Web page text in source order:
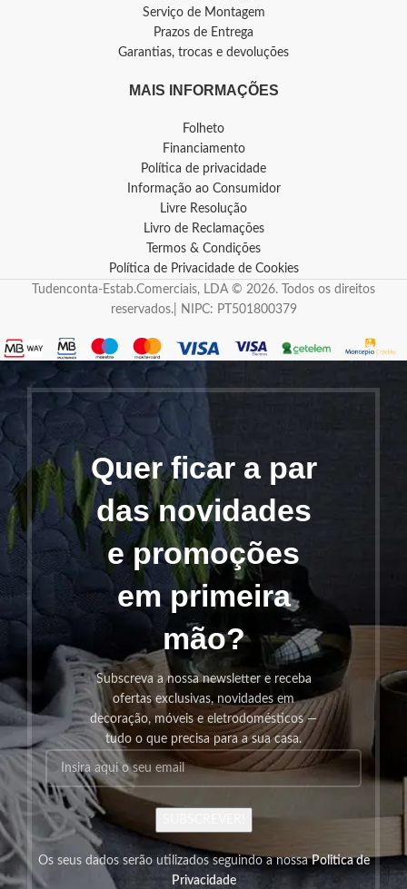
Serviço de Montagem
Prazos de Entrega
Garantias, trocas e devoluções
MAIS INFORMAÇÕES
Folheto
Financiamento
Política de privacidade
Informação ao Consumidor
Livre Resolução
Livro de Reclamações
Termos & Condições
Política de Privacidade de Cookies
Tudenconta-Estab.Comerciais, LDA © 2026. Todos os direitos
reservados.| NIPC: PT501800379
Quer ficar a par
das novidades
e promoções
em primeira
mão?
Subscreva a nossa newsletter e receba
ofertas exclusivas, novidades em
decoração, móveis e eletrodomésticos —
tudo o que precisa para a sua casa.
Os seus dados serão utilizados seguindo a nossaPolitica de
Privacidade